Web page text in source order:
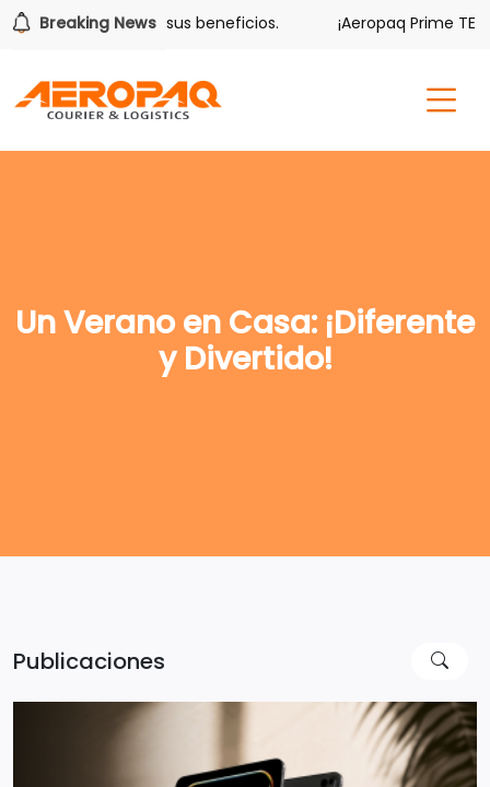
Breaking News
también tiene sus beneficios. ¡Aeropaq Prime TE
Un Verano en Casa: ¡Diferente
y Divertido!
Publicaciones